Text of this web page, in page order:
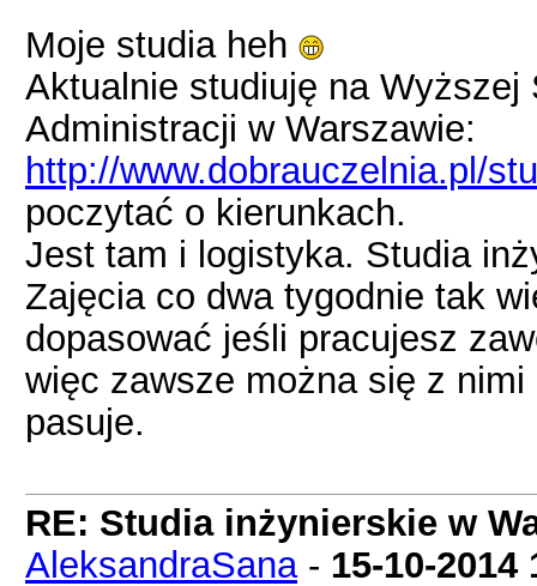
Moje studia heh
Aktualnie studiuję na
Administracji w Warszawie:
http://www.dobrauczelnia.pl/
poczytać o kierunkach.
Jest tam i logistyka. Studia
Zajęcia co dwa tygodnie tak
dopasować jeśli pracujesz
więc zawsze można się z
pasuje.
RE: Studia inżynierskie w
AleksandraSana- 15-10-2014